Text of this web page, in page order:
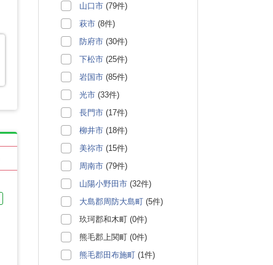
山口市 (79件)
萩市 (8件)
防府市 (30件)
下松市 (25件)
岩国市 (85件)
光市 (33件)
長門市 (17件)
柳井市 (18件)
美祢市 (15件)
周南市 (79件)
山陽小野田市 (32件)
大島郡周防大島町 (5件)
玖珂郡和木町 (0件)
熊毛郡上関町 (0件)
熊毛郡田布施町 (1件)